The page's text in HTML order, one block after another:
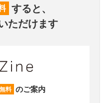
すると、
ただけます
無料 のご案内